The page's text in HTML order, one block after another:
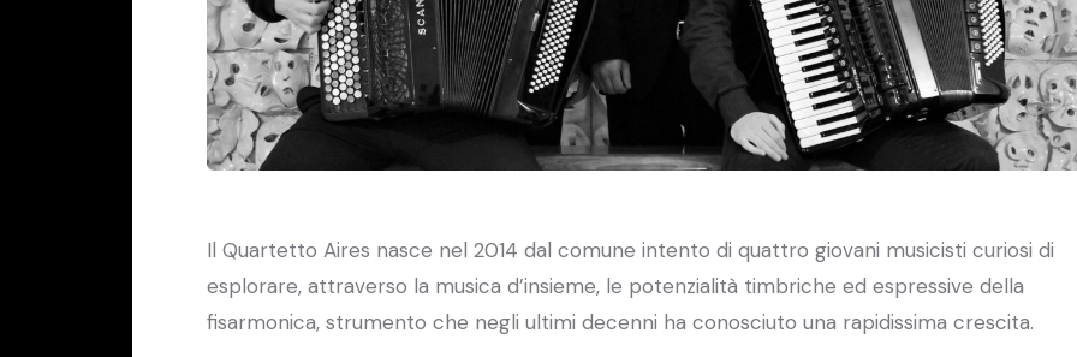
Il Quartetto Aires nasce nel 2014 dal comune intento di quattro giovani musicisti curiosi di
esplorare, attraverso la musica d’insieme, le potenzialità timbriche ed espressive della
fisarmonica, strumento che negli ultimi decenni ha conosciuto una rapidissima crescita.